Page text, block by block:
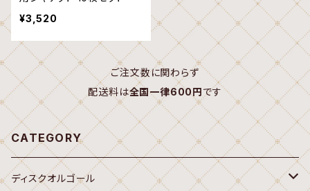
¥3,520
ご注文数に関わらず
配送料は全国一律600円です
CATEGORY
ディスクオルゴール